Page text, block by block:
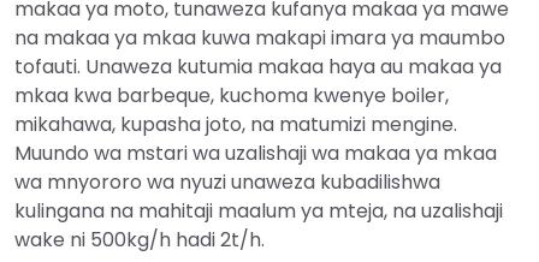
makaa ya moto, tunaweza kufanya makaa ya mawe
na makaa ya mkaa kuwa makapi imara ya maumbo
tofauti. Unaweza kutumia makaa haya au makaa ya
mkaa kwa barbeque, kuchoma kwenye boiler,
mikahawa, kupasha joto, na matumizi mengine.
Muundo wa mstari wa uzalishaji wa makaa ya mkaa
wa mnyororo wa nyuzi unaweza kubadilishwa
kulingana na mahitaji maalum ya mteja, na uzalishaji
wake ni 500kg/h hadi 2t/h.